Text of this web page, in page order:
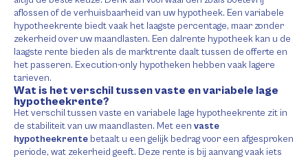
aflossen of de verhuisbaarheid van uw hypotheek. Een variabele
hypotheekrente biedt vaak het laagste percentage, maar zonder
zekerheid over uw maandlasten. Een dalrente hypotheek kan u de
laagste rente bieden als de marktrente daalt tussen de offerte en
het passeren. Execution-only hypotheken hebben vaak lagere
tarieven.
Wat is het verschil tussen vaste en variabele lage
hypotheekrente?
Het verschil tussen vaste en variabele lage hypotheekrente zit in
de stabiliteit van uw maandlasten. Met een vaste
hypotheekrente betaalt u een gelijk bedrag voor een afgesproken
periode, wat zekerheid geeft. Deze rente is bij aanvang vaak iets